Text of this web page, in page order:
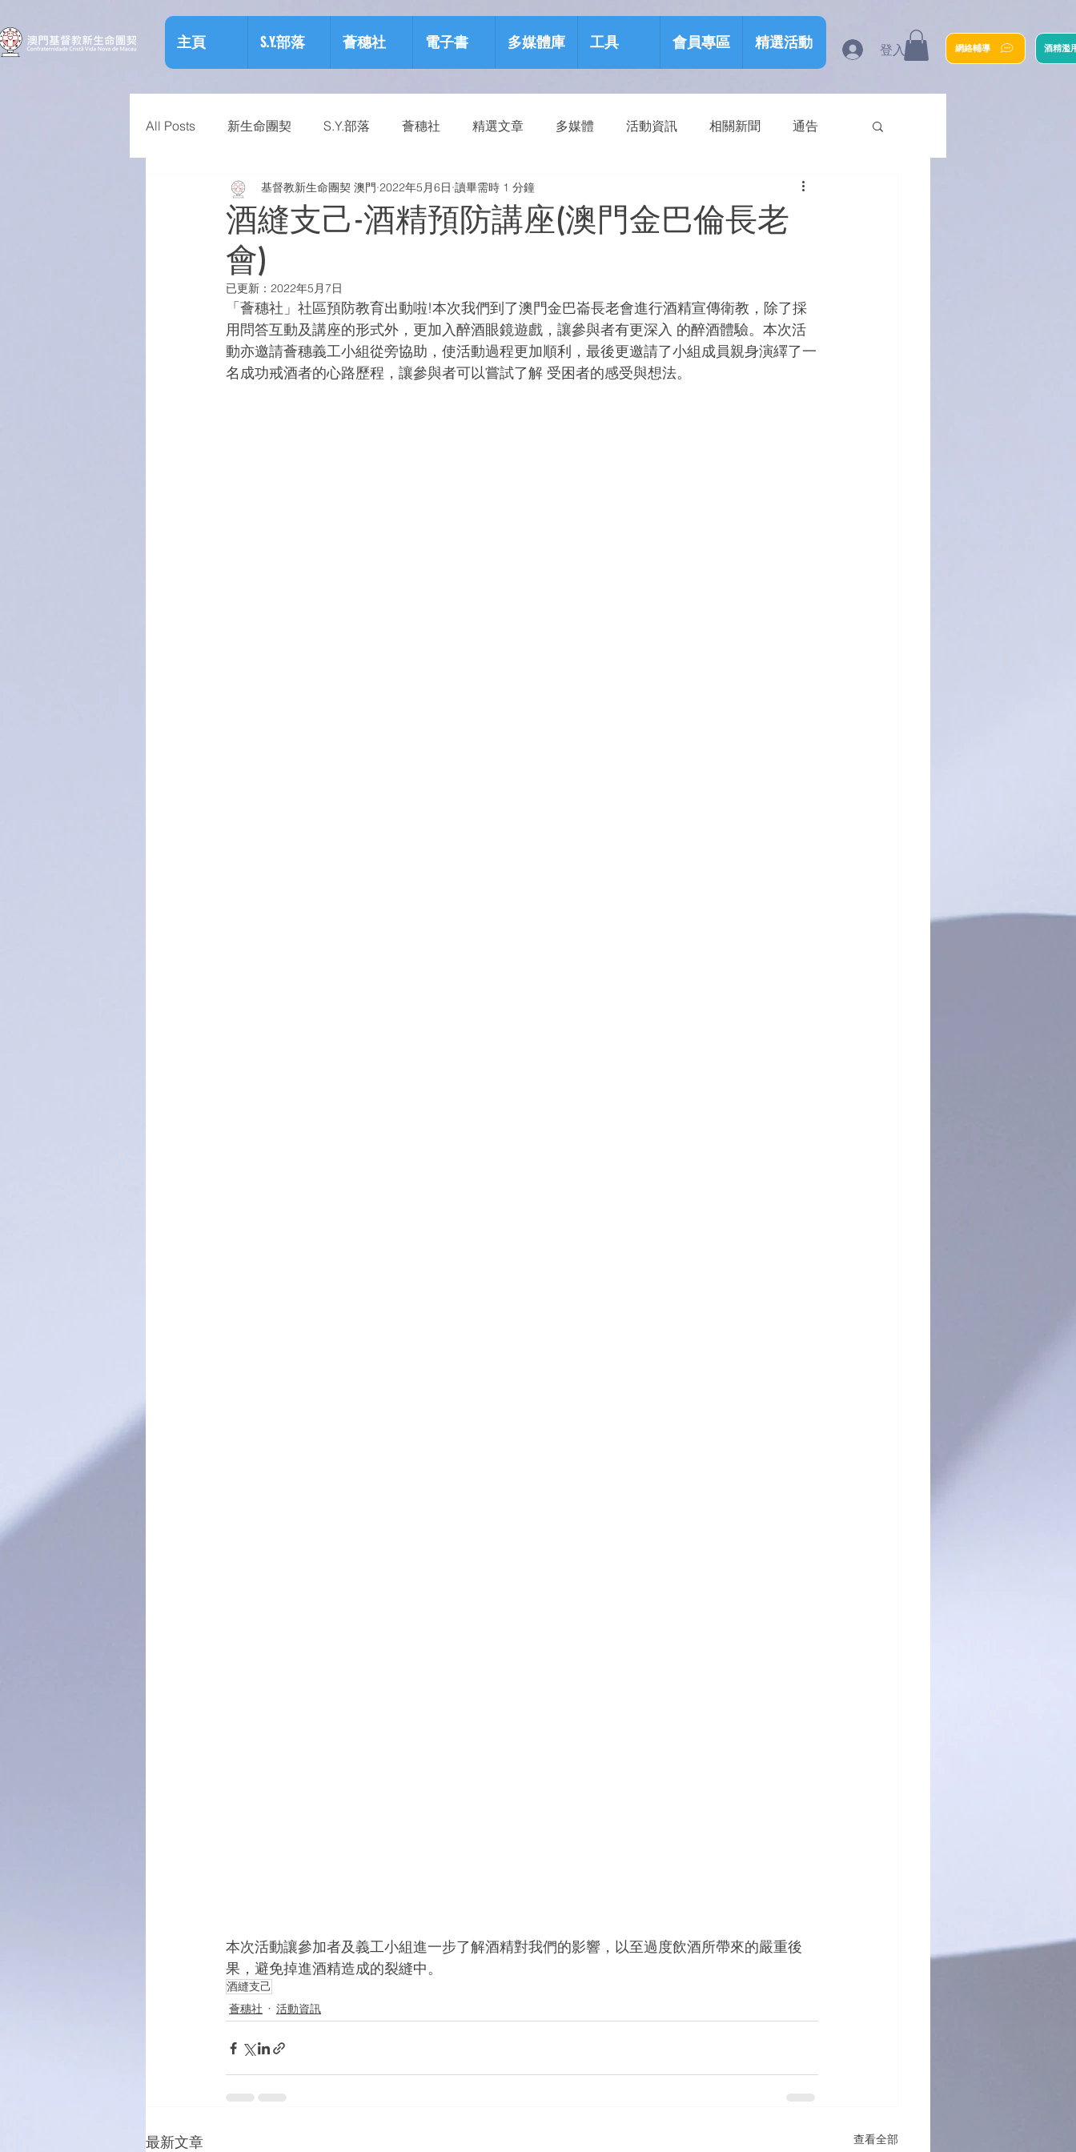
主頁 S.Y.部落 薈穗社 電子書 多媒體庫 工具 會員專區 精選活動 登入 網絡輔導 酒精濫
All Posts 新生命團契 S.Y.部落 薈穗社 精選文章 多媒體 活動資訊 相關新聞 通告
預防物質濫用資源包 健康生活
酒縫支己-酒精預防講座(澳門金巴倫長老
會)
基督教新生命團契 澳門 2022年5月6日 讀畢需時 1 分鐘
已更新： 2022年5月7日
「薈穗社」社區預防教育出動啦!本次我們到了澳門金巴崙長老會進行酒精宣傳衛教，除了採
用問答互動及講座的形式外，更加入醉酒眼鏡遊戲，讓參與者有更深入 的醉酒體驗。本次活
動亦邀請薈穗義工小組從旁協助，使活動過程更加順利，最後更邀請了小組成員親身演繹了一
名成功戒酒者的心路歷程，讓參與者可以嘗試了解 受困者的感受與想法。
本次活動讓參加者及義工小組進一步了解酒精對我們的影響，以至過度飲酒所帶來的嚴重後
果，避免掉進酒精造成的裂縫中。
酒縫支己
薈穗社
活動資訊
最新文章 查看全部